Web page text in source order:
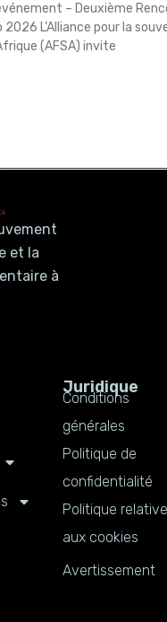
– Deuxième
2026 L’Alliance pour la
(AFSA) invite
et la
à
Juridique
Conditions
générales
Politique de
confidentialité
Politique relative
aux cookies
Avertissement